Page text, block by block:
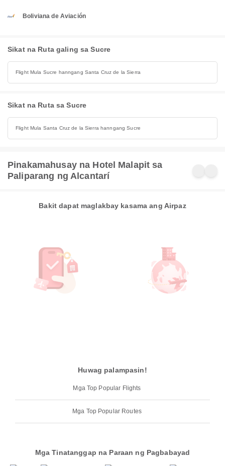
Boliviana de Aviación
Sikat na Ruta galing sa Sucre
Flight Mula Sucre hanngang Santa Cruz de la Sierra
Sikat na Ruta sa Sucre
Flight Mula Santa Cruz de la Sierra hanngang Sucre
Pinakamahusay na Hotel Malapit sa
Paliparang ng Alcantarí
Bakit dapat maglakbay kasama ang Airpaz
Huwag palampasin!
Mga Top Popular Flights
Mga Top Popular Routes
Mga Tinatanggap na Paraan ng Pagbabayad